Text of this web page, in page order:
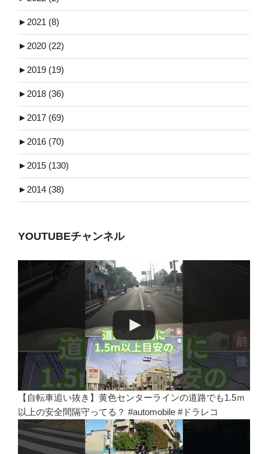
► 2021 (8)
► 2020 (22)
► 2019 (19)
► 2018 (36)
► 2017 (69)
► 2016 (70)
► 2015 (130)
► 2014 (38)
YOUTUBEチャンネル
【自転車追い抜き】黄色センターラインの道路でも1.5ｍ
以上の安全間隔守ってる？ #automobile #ドラレコ